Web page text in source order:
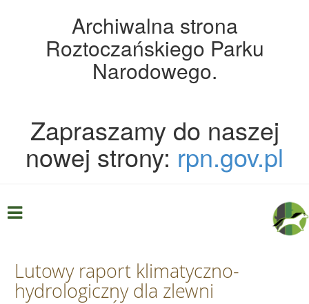
Archiwalna strona
Roztoczańskiego Parku
Narodowego.
Zapraszamy do naszej
nowej strony: rpn.gov.pl
Lutowy raport klimatyczno-
hydrologiczny dla zlewni